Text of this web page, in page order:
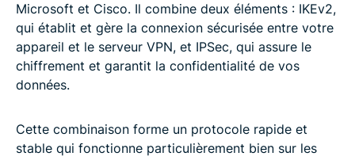
Microsoft et Cisco. Il combine deux éléments : IKEv2,
qui établit et gère la connexion sécurisée entre votre
appareil et le serveur VPN, et IPSec, qui assure le
chiffrement et garantit la confidentialité de vos
données.
Cette combinaison forme un protocole rapide et
stable qui fonctionne particulièrement bien sur les